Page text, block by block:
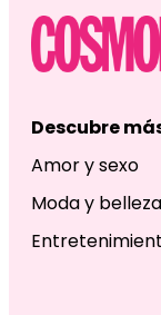
Descubre
Amor y sexo
Moda y belleza